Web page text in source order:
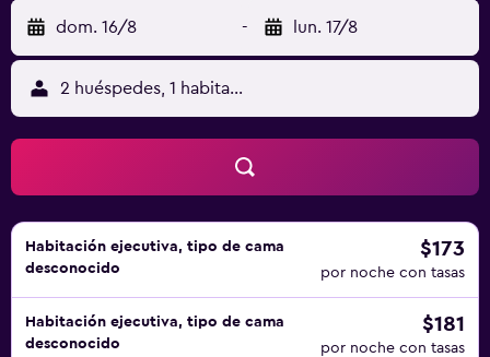
practicar las actividades de ocio y esparcimiento que se
indican más abajo en las instalaciones o cerca del
alojamiento (es posible que se aplique un recargo).
dom. 16/8 - lun. 17/8
2 huéspedes, 1 habitación
Habitación ejecutiva, tipo de cama
desconocido
$173
por noche con tasas
Habitación ejecutiva, tipo de cama
desconocido
$181
por noche con tasas